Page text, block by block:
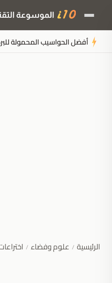
ملخَّص المقال
أفضل الحواسيب المحمولة
الرئيسية / علوم وفضاء /